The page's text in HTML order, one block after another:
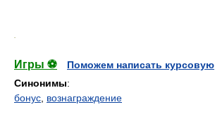
Игры ⚽
Поможем написать курсовую
Синонимы:
бонус вознаграждение